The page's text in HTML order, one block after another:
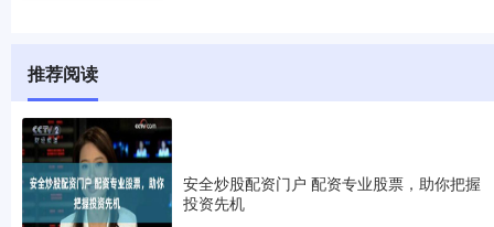
推荐阅读
安全炒股配资门户 配资专业股票，助你把握
投资先机